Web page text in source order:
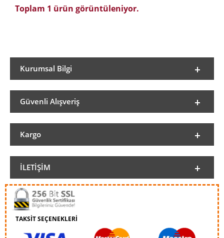
Toplam 1 ürün görüntüleniyor.
Kurumsal Bilgi
Güvenli Alışveriş
Kargo
İLETIŞIM
TAKSİT SEÇENEKLERİ